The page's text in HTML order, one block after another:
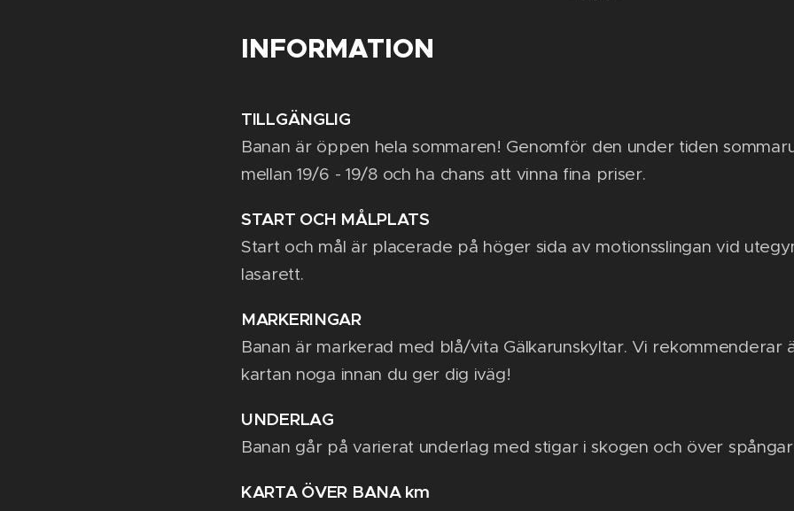
INFORMATION
TILLGÄNGLIG
Banan är öppen hela sommaren! Genomför den under tiden
mellan 19/6 - 19/8 och ha chans att vinna fina priser.
START OCH MÅLPLATS
Start och mål är placerade på höger sida av motionsslingan vid
lasarett.
MARKERINGAR
Banan är markerad med blå/vita Gälkarunskyltar. Vi rekommenderar
kartan noga innan du ger dig iväg!
UNDERLAG
Banan går på varierat underlag med stigar i skogen och över
KARTA ÖVER BANA km